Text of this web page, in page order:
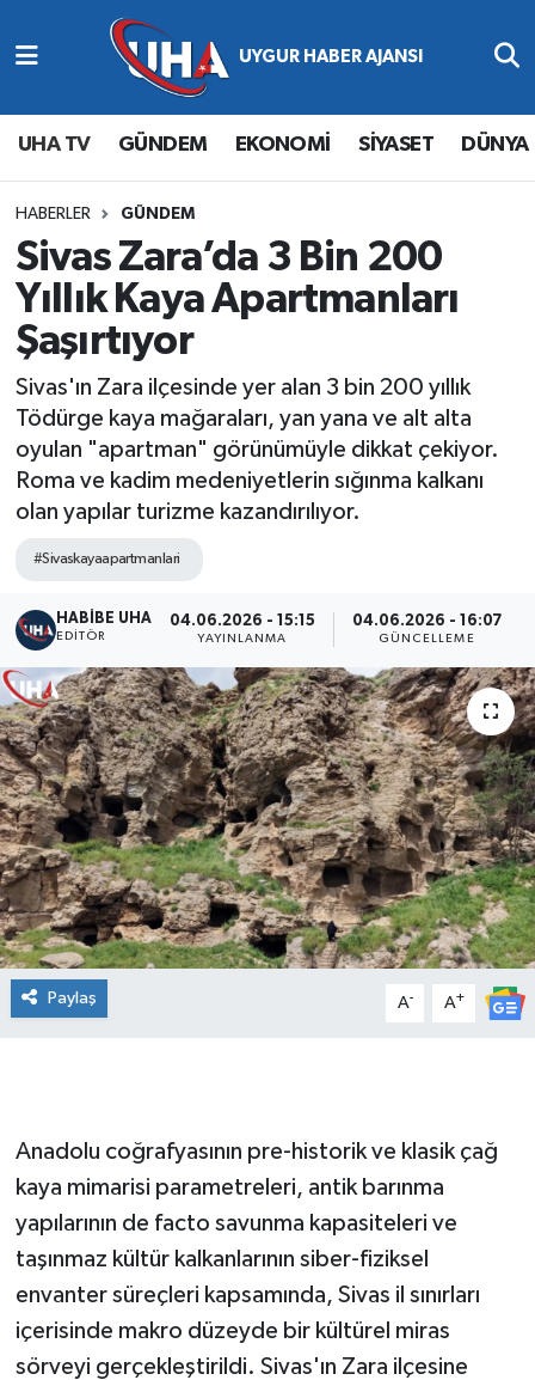
UHA TV GÜNDEM EKONOMİ SİYASET DÜNYA
HABERLER GÜNDEM
Sivas Zara’da 3 Bin 200
Yıllık Kaya Apartmanları
Şaşırtıyor
Sivas'ın Zara ilçesinde yer alan 3 bin 200 yıllık
Tödürge kaya mağaraları, yan yana ve alt alta
oyulan "apartman" görünümüyle dikkat çekiyor.
Roma ve kadim medeniyetlerin sığınma kalkanı
olan yapılar turizme kazandırılıyor.
#Sivaskayaapartmanlari
HABİBE UHA
EDITÖR
04.06.2026 - 15:15
YAYINLANMA
04.06.2026 - 16:07
GÜNCELLEME
Paylaş A- A+
Anadolu coğrafyasının pre-historik ve klasik çağ
kaya mimarisi parametreleri, antik barınma
yapılarının de facto savunma kapasiteleri ve
taşınmaz kültür kalkanlarının siber-fiziksel
envanter süreçleri kapsamında, Sivas il sınırları
içerisinde makro düzeyde bir kültürel miras
sörveyi gerçekleştirildi. Sivas'ın Zara ilçesine
Abone Ol
Gündem
Ekonomi
Magazin
Siyaset
Spor
Yaşam
Nöbetçi Eczaneler
Hava Durumu
Namaz Vakitleri
Trafik Durumu
Süper Lig Puan Durumu ve Fikstür
Tüm Manşetler
Son Dakika Haberleri
Haber Arşivi